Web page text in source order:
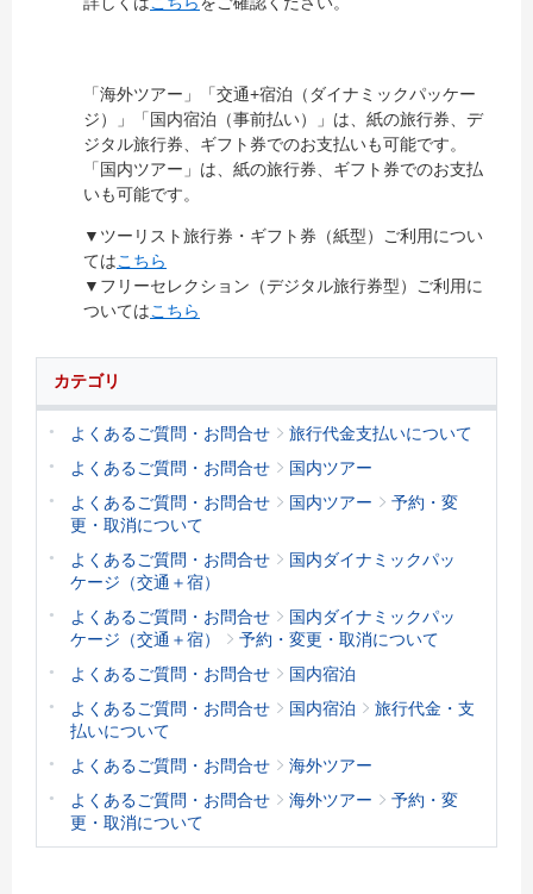
「海外ツアー」「交通+宿泊（ダイナミックパッケー
ジ）」「国内宿泊（事前払い）」は、紙の旅行券、デ
ジタル旅行券、ギフト券でのお支払いも可能です。
「国内ツアー」は、紙の旅行券、ギフト券でのお支払
いも可能です。
▼ツーリスト旅行券・ギフト券（紙型）ご利用につい
てはこちら
▼フリーセレクション（デジタル旅行券型）ご利用に
ついてはこちら
カテゴリ
よくあるご質問・お問合せ
旅行代金支払いについて
よくあるご質問・お問合せ
国内ツアー
よくあるご質問・お問合せ
国内ツアー
予約・変
更・取消について
よくあるご質問・お問合せ
国内ダイナミックパッ
ケージ（交通＋宿）
よくあるご質問・お問合せ
国内ダイナミックパッ
ケージ（交通＋宿）
予約・変更・取消について
よくあるご質問・お問合せ
国内宿泊
よくあるご質問・お問合せ
国内宿泊
旅行代金・支
払いについて
よくあるご質問・お問合せ
海外ツアー
よくあるご質問・お問合せ
海外ツアー
予約・変
更・取消について